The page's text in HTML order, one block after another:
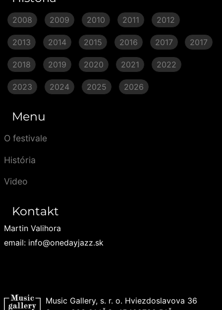
2008 2009 2010 2011 2012
2013 2014 2015 2016 2017 2017
2018 2019 2020 2021 2022
2023 2024 2025 2026
Menu
O festivale
História
Video
Kontakt
Martin Valihora
email: info@onedayjazz.sk
Music Gallery, s. r. o. Hviezdoslavova 36